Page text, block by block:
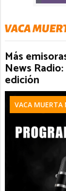
Más
News
edición
VACA MUERTA